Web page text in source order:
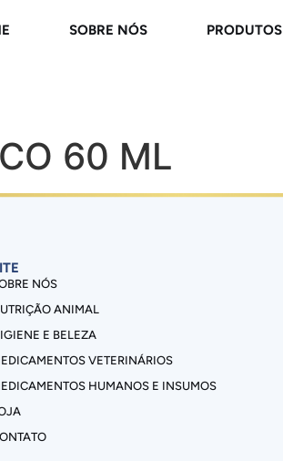
SOBRE NÓS PRODUTOS
60 ML
NÓS
ANIMAL
E BELEZA
VETERINÁRIOS
HUMANOS E INSUMOS